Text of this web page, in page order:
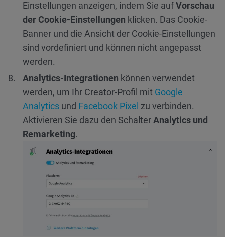
Einstellungen anzeigen, indem Sie aufVorschau
der Cookie-Einstellungen klicken. Das Cookie-
Banner und die Ansicht der Cookie-Einstellungen
sind vordefiniert und können nicht angepasst
werden.
Analytics-Integrationen können verwendet
werden, um Ihr Creator-Profil mit Google
Analytics und Facebook Pixel zu verbinden.
Aktivieren Sie dazu den SchalterAnalytics und
Remarketing.